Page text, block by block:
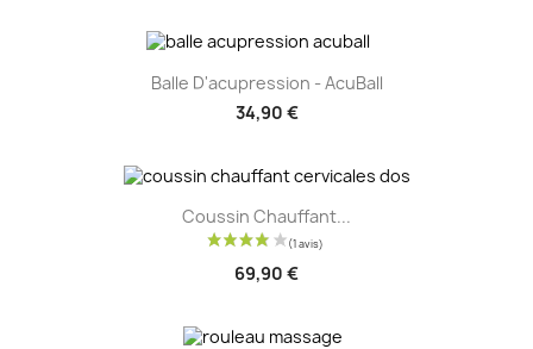
Balle D'acupression - AcuBall
34,90 €
Coussin Chauffant...
69,90 €